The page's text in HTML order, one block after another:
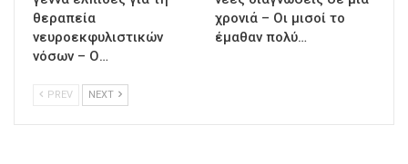
θεραπεία
νευροεκφυλιστικών
νόσων – Ο…
χρονιά – Οι μισοί το
έμαθαν πολύ…
PREV NEXT